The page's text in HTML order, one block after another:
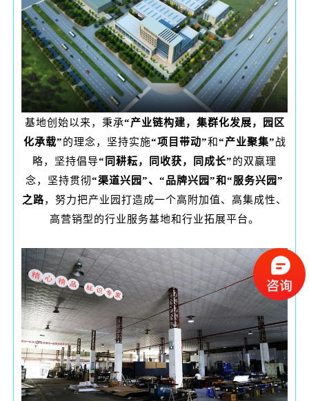
基地创始以来，秉承“产业链构建，集群化发展，园区
化承载”的理念，坚持实施“项目带动”和“产业聚集”战
略，坚持倡导“同耕耘，同收获，同成长”的双赢理
念，坚持贯彻“渠道兴园”、“品牌兴园”和“服务兴园”
之路，努力把产业园打造成一个高附加值、高集成性、
高营销型的行业服务基地和行业拓展平台。